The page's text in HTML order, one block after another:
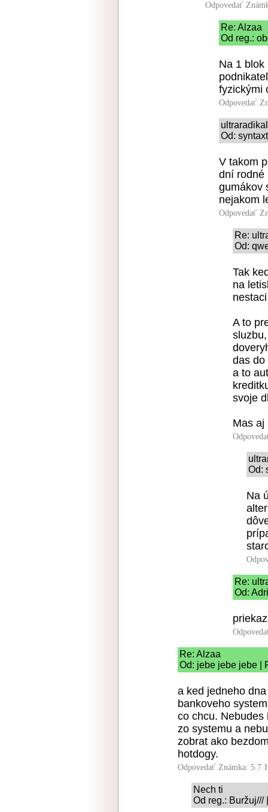
Odpovedať
Re: Alzaa
Od reg.:
Na 1
fyzickými
Odpovedať
Od:
V takom
dní rodné
gumákov
nejakom
Odpovedať
Re:
Od:
Tak
na
A to
das do
a to
svoje
Mas aj
Od:
Na
Re:
Od:
Re: Alzaa
Od: jebe jebe jebe |
a ked jedneho
bankoveho
co chcu. Nebudes
zo systemu a
zobrat ako
hotdogy.
Odpovedať Známka: 5.7
Nech ti
Od reg.: Buržuj///